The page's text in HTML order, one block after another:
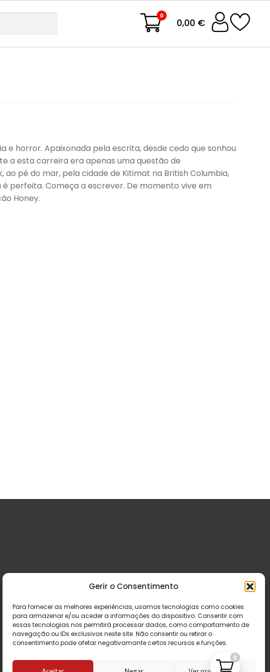
Gerir o Consentimento
Para fornecer as melhores experiências, usamos tecnologias como cookies
para armazenar e/ou aceder a informações do dispositivo. Consentir com
essas tecnologias nos permitirá processar dados, como comportamento de
navegação ou IDs exclusivos neste site. Não consentir ou retirar o
consentimento pode afetar negativamante certos recursos e funções.
0
0,00 €
horror. Apaixonada pela escrita, desde cedo que sonhou
a esta carreira era apenas uma questão de
ao pé do mar, pela cidade de Kitimat na British Columbia,
perfeita. Começa a escrever. De momento vive em
Honey.
0